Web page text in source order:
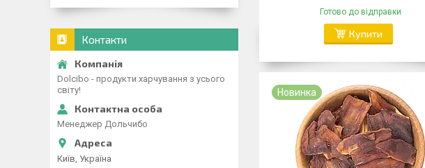
Готово до відправки
Купити
Новинка
Контакти
Dolcibo - продукти харчування з усього
світу!
Менеджер Дольчибо
Київ, Україна